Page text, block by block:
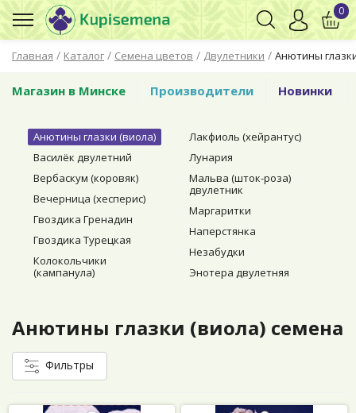
Главная / Каталог / Семена цветов / Двулетники / Анютины
0
Магазин в Минске Производители Новинки
Анютины глазки (виола)
Василёк двулетний
Вербаскум (коровяк)
Вечерница (хесперис)
Гвоздика Гренадин
Гвоздика Турецкая
Колокольчики
(кампанула)
Лакфиоль (хейрантус)
Лунария
Мальва (шток-роза)
двулетник
Маргаритки
Наперстянка
Незабудки
Энотера двулетняя
Анютины глазки (виола) семена
Фильтры